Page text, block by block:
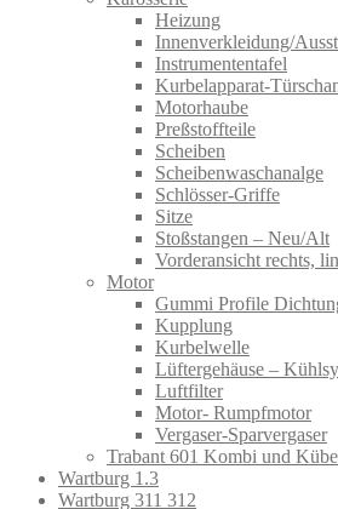
Heizung
Innenverkleidung/
Instrumententafel
Kurbelapparat-
Motorhaube
Preßstoffteile
Scheiben
Scheibenwaschanalge
Schlösser-Griffe
Sitze
Stoßstangen – Neu/Alt
Vorderansicht rechts,
Motor
Gummi Profile
Kupplung
Kurbelwelle
Lüftergehäuse –
Luftfilter
Motor- Rumpfmotor
Vergaser-Sparvergaser
Trabant 601 Kombi und
Wartburg 1.3
Wartburg 311 312